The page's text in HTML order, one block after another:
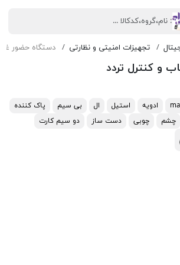
تجهیزات امنیتی و نظارتی دستگاه حضور
و کنترل تردد
ادویه استیل ال بی سیم
پاک کننده
چشم چوبی دست ساز
دو سیم کارت